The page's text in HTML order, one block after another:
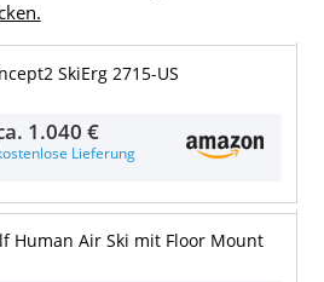
SkiErg 2715-US
1.040 €
Lieferung
Human Air Ski mit Floor Mount